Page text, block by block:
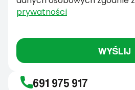
prywatności
WYŚLIJ
691 975 917